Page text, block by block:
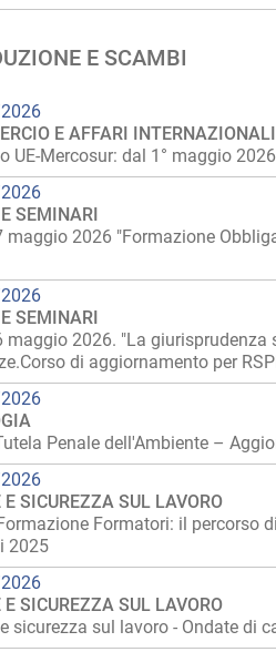
E SCAMBI
E AFFARI INTERNAZIONALI
UE-Mercosur: dal 1° maggio
SEMINARI
maggio 2026 "Formazione
SEMINARI
maggio 2026. "La
di aggiornamento per
Penale dell'Ambiente –
E SICUREZZA SUL LAVORO
Formatori: il percorso
2025
E SICUREZZA SUL LAVORO
sicurezza sul lavoro - Ondate di